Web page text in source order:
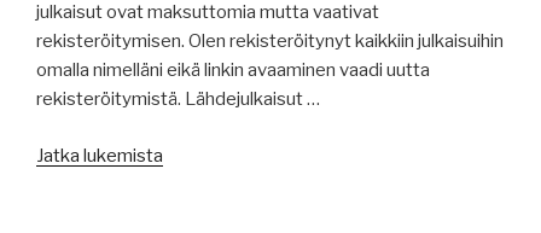
julkaisut ovat maksuttomia mutta vaativat
rekisteröitymisen. Olen rekisteröitynyt kaikkiin julkaisuihin
omalla nimelläni eikä linkin avaaminen vaadi uutta
rekisteröitymistä. Lähdejulkaisut …
Jatka lukemista